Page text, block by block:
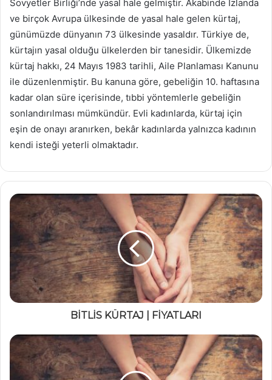
Sovyetler Birliği’nde yasal hale gelmiştir. Akabinde İzlanda
ve birçok Avrupa ülkesinde de yasal hale gelen kürtaj,
günümüzde dünyanın 73 ülkesinde yasaldır. Türkiye de,
kürtajın yasal olduğu ülkelerden bir tanesidir. Ülkemizde
kürtaj hakkı, 24 Mayıs 1983 tarihli, Aile Planlaması Kanunu
ile düzenlenmiştir. Bu kanuna göre, gebeliğin 10. haftasına
kadar olan süre içerisinde, tıbbi yöntemlerle gebeliğin
sonlandırılması mümkündür. Evli kadınlarda, kürtaj için
eşin de onayı aranırken, bekâr kadınlarda yalnızca kadının
kendi isteği yeterli olmaktadır.
BİTLİS KÜRTAJ | FİYATLARI